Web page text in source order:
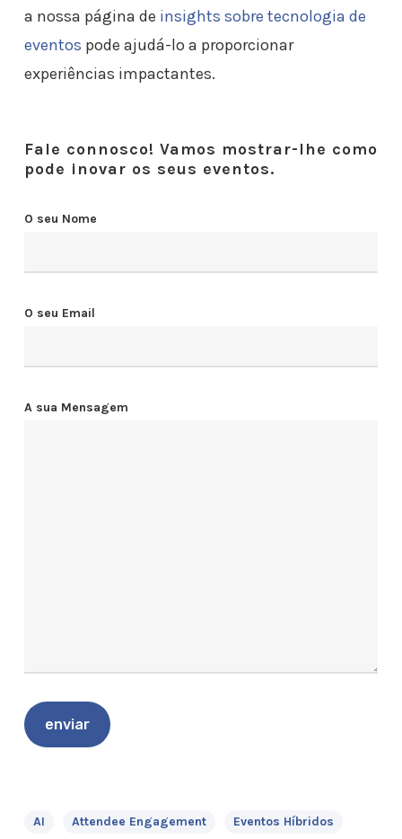
a nossa página de insights sobre tecnologia de
eventos pode ajudá-lo a proporcionar
experiências impactantes.
Fale connosco! Vamos mostrar-lhe como
pode inovar os seus eventos.
O seu Nome
O seu Email
A sua Mensagem
AI Attendee Engagement Eventos Híbridos